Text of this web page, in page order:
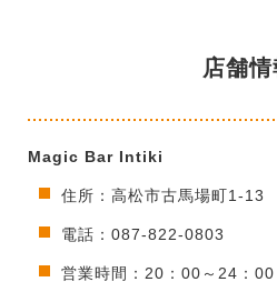
店舗情
Magic Bar Intiki
住所：高松市古馬場町1-13
電話：087-822-0803
営業時間：20：00～24：00